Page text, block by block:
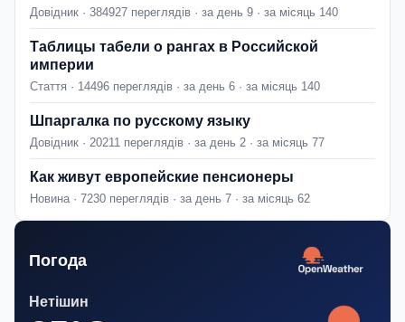
Довідник · 384927 переглядів · за день 9 · за місяць 140
Таблицы табели о рангах в Российской
империи
Стаття · 14496 переглядів · за день 6 · за місяць 140
Шпаргалка по русскому языку
Довідник · 20211 переглядів · за день 2 · за місяць 77
Как живут европейские пенсионеры
Новина · 7230 переглядів · за день 7 · за місяць 62
Погода
Нетішин